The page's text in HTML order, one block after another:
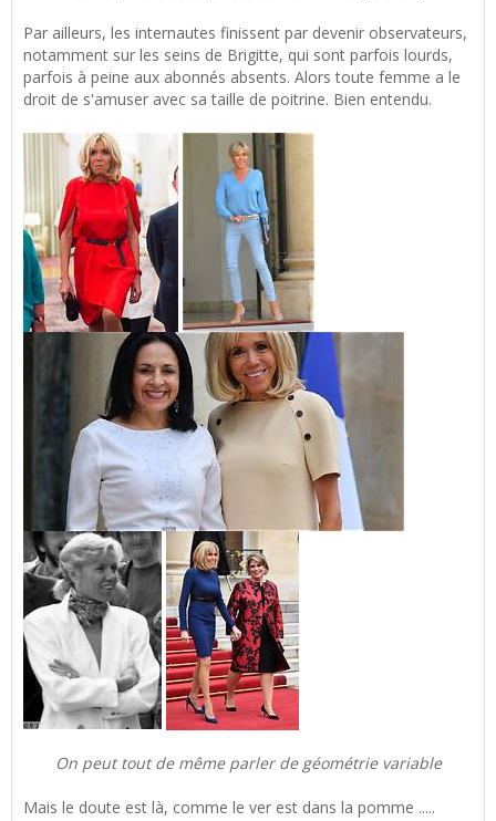
Par ailleurs, les internautes finissent par devenir observateurs,
notamment sur les seins de Brigitte, qui sont parfois lourds,
parfois à peine aux abonnés absents. Alors toute femme a le
droit de s'amuser avec sa taille de poitrine. Bien entendu.
On peut tout de même parler de géométrie variable
Mais le doute est là, comme le ver est dans la pomme .....